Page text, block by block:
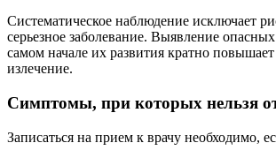
Систематическое наблюдение исключает
серьезное заболевание. Выявление
самом начале их развития кратно
излечение.
Симптомы, при которых нельзя
Записаться на прием к врачу необходимо,